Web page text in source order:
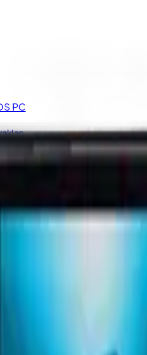
PC
I5 5200U 8GB 128GB
Bilgisayar I5